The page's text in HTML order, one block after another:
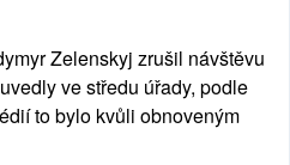
Zelenskyj zrušil návštěvu
ve středu úřady, podle
to bylo kvůli obnoveným